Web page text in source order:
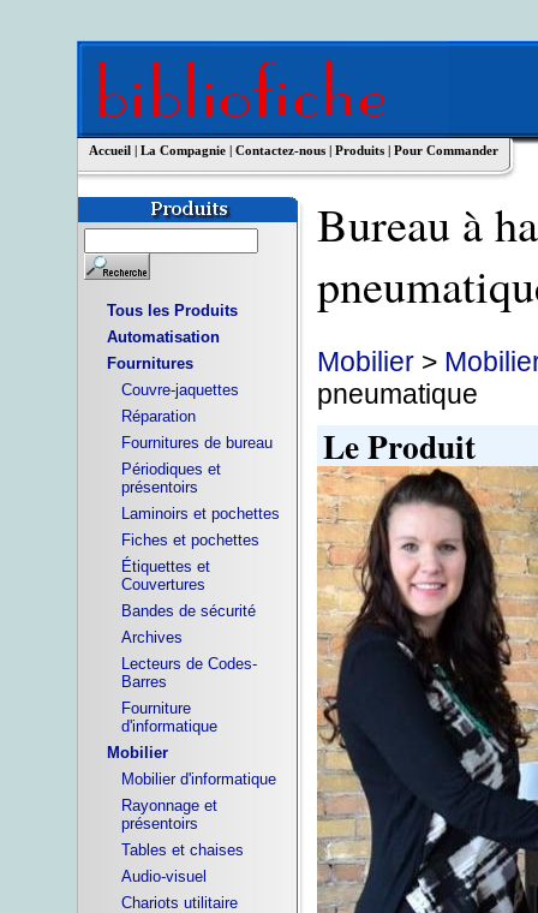
Accueil | La Compagnie | Contactez-nous | Produits | Pour Commander
Tous les Produits
Automatisation
Fournitures
Couvre-jaquettes
Réparation
Fournitures de bureau
Périodiques et
présentoirs
Laminoirs et pochettes
Fiches et pochettes
Étiquettes et
Couvertures
Bandes de sécurité
Archives
Lecteurs de Codes-
Barres
Fourniture
d'informatique
Mobilier
Mobilier d'informatique
Rayonnage et
présentoirs
Tables et chaises
Audio-visuel
Chariots utilitaire
Bureau à
Mobilier >
pneumatique
Le Produit